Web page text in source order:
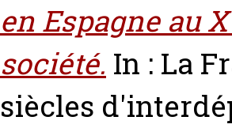
en Espagne au
société. In : La
siècles